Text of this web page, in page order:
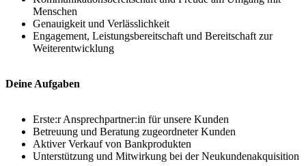
Menschen
Genauigkeit und Verlässlichkeit
Engagement, Leistungsbereitschaft und Bereitschaft zur
Weiterentwicklung
Deine Aufgaben
Erste:r Ansprechpartner:in für unsere Kunden
Betreuung und Beratung zugeordneter Kunden
Aktiver Verkauf von Bankprodukten
Unterstützung und Mitwirkung bei der Neukundenakquisition